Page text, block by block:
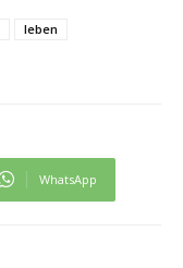
leben
WhatsApp